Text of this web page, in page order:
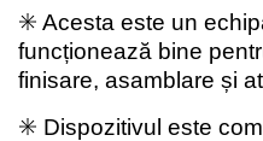
✳️ Acesta este un
funcționează bine
finisare, asamblare și
✳️ Dispozitivul este